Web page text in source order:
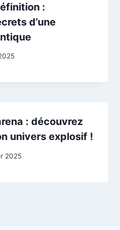
:
d’une
: découvrez
univers explosif !
2025